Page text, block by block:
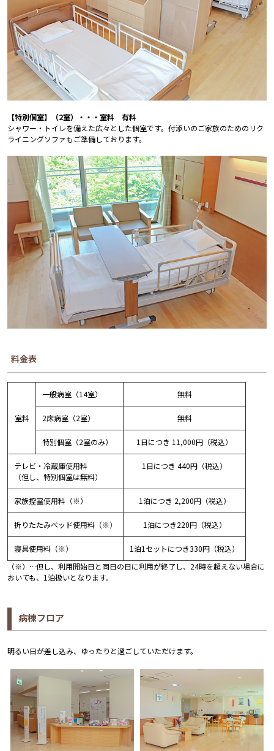
【特別個室】（2室）・・・室料 有料
シャワー・トイレを備えた広々とした個室です。付添いのご家族のためのリク
ライニングソファもご準備しております。
料金表
室料
一般病室（14室） 無料
2床病室（2室） 無料
特別個室（2室のみ） 1日につき 11,000円（税込）
テレビ・冷蔵庫使用料
（但し、特別個室は無料）
1日につき 440円（税込）
家族控室使用料（※） 1泊につき 2,200円（税込）
折りたたみベッド使用料（※） 1泊につき220円（税込）
寝具使用料（※）
1泊1セットにつき330円（税込）
（※）…但し、利用開始日と同日の日に利用が終了し、24時を超えない場合に
おいても、1泊扱いとなります。
病棟フロア
明るい日が差し込み、ゆったりと過ごしていただけます。